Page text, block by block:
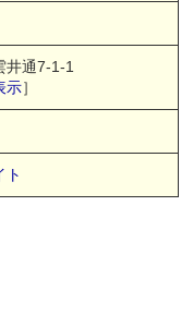
井通7-1-1
示］
ト